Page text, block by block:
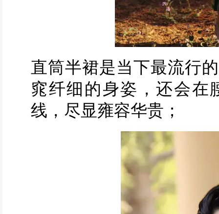
直筒半裙是当下最流行
窕纤细的身姿，还会在
线，尽显雍容华贵；